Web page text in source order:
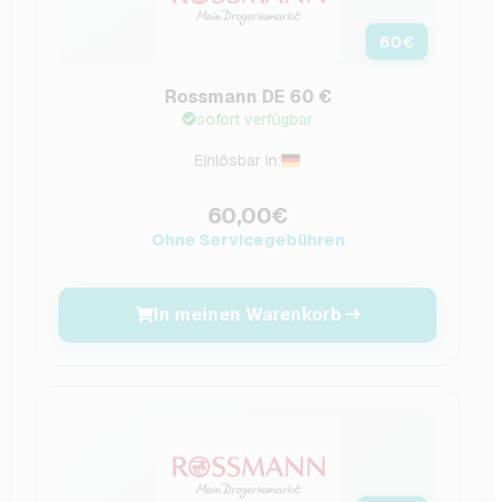
60€
Rossmann DE 60 €
sofort verfügbar
Einlösbar in:
60,00€
Ohne Servicegebühren
In meinen Warenkorb